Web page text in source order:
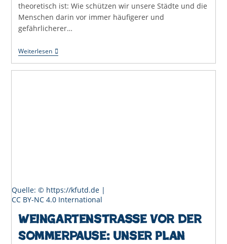
theoretisch ist: Wie schützen wir unsere Städte und die
Menschen darin vor immer häufigerer und
gefährlicherer…
WeiterlesenHitzeschutz
Darf
Quelle: © https://kfutd.de |
CC BY-NC 4.0 International
Weingartenstraße vor der
Sommerpause: Unser Plan